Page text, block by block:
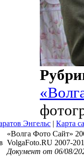
Энгельс | Карта
«Волга Фото Сайт»
VolgaFoto.RU 2007-
Документ от 06/08/